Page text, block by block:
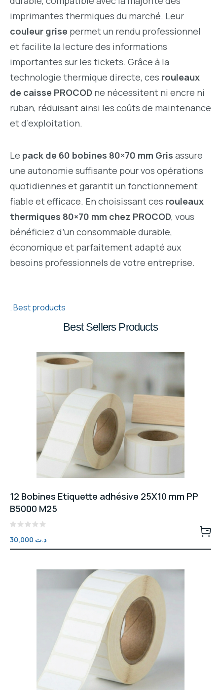
imprimantes thermiques du marché. Leur
couleur grise permet un rendu professionnel
et facilite la lecture des informations
importantes sur les tickets. Grâce à la
technologie thermique directe, ces rouleaux
de caisse PROCOD ne nécessitent ni encre ni
ruban, réduisant ainsi les coûts de maintenance
et d’exploitation.
Le pack de 60 bobines 80×70 mm Gris assure
une autonomie suffisante pour vos opérations
quotidiennes et garantit un fonctionnement
fiable et efficace. En choisissant ces rouleaux
thermiques 80×70 mm chez PROCOD, vous
bénéficiez d’un consommable durable,
économique et parfaitement adapté aux
besoins professionnels de votre entreprise.
Best products
Best Sellers Products
12 Bobines Etiquette adhésive 25X10 mm PP
B5000 M25
0
sur
د.ت